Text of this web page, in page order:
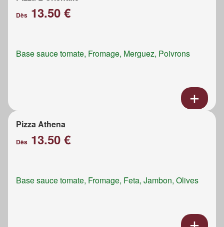
Dès 13.50 €
Base sauce tomate, Fromage, Merguez, Poivrons
Pizza Athena
Dès 13.50 €
Base sauce tomate, Fromage, Feta, Jambon, Olives